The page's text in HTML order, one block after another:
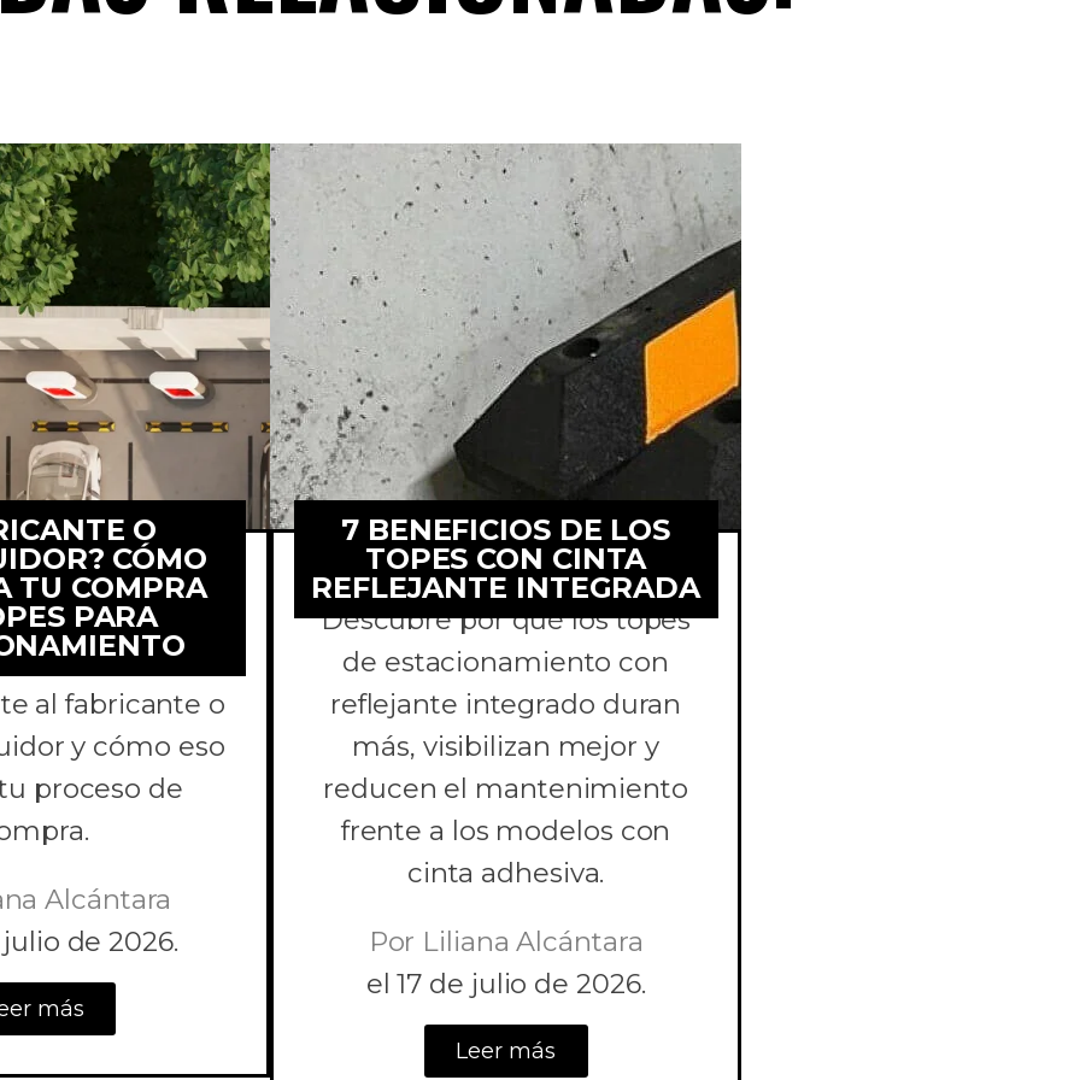
O
CÓMO
TU COMPRA
PARA
comprar topes
al fabricante o
y cómo eso
proceso de
Alcántara
de 2026.
más
7 BENEFICIOS DE LOS
TOPES CON CINTA
REFLEJANTE INTEGRADA
Descubre por qué los topes
de estacionamiento con
reflejante integrado duran
más, visibilizan mejor y
reducen el mantenimiento
frente a los modelos con
cinta adhesiva.
Por Liliana Alcántara
el 17 de julio de 2026.
Leer más